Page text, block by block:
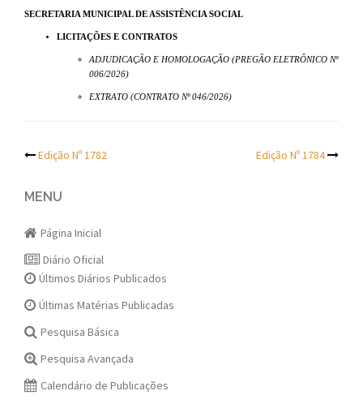
SECRETARIA MUNICIPAL DE ASSISTÊNCIA SOCIAL
LICITAÇÕES E CONTRATOS
ADJUDICAÇÃO E HOMOLOGAÇÃO (PREGÃO ELETRÔNICO Nº
006/2026)
EXTRATO (CONTRATO Nº 046/2026)
Post
navigation
Edição Nº 1782 Edição Nº 1784
MENU
Página Inicial
Diário Oficial
Últimos Diários Publicados
Últimas Matérias Publicadas
Pesquisa Básica
Pesquisa Avançada
Calendário de Publicações